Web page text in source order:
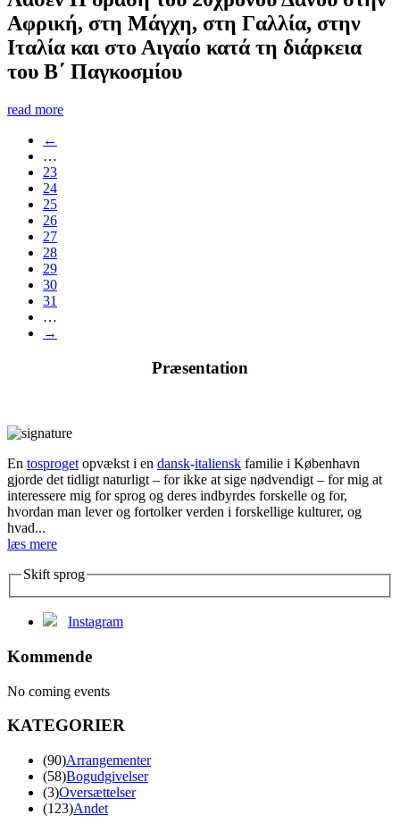
Αφρική, στη Μάγχη, στη Γαλλία, στην
Ιταλία και στο Αιγαίο κατά τη διάρκεια
του Β΄ Παγκοσμίου
read more
←
…
23
24
25
26
27
28
29
30
31
…
→
Præsentation
En tosproget opvækst i en dansk-italiensk familie i København
gjorde det tidligt naturligt – for ikke at sige nødvendigt – for mig at
interessere mig for sprog og deres indbyrdes forskelle og for,
hvordan man lever og fortolker verden i forskellige kulturer, og
hvad...
læs mere
Skift sprog
Instagram
Kommende
No coming events
KATEGORIER
(90)Arrangementer
(58)Bogudgivelser
(3)Oversættelser
(123)Andet